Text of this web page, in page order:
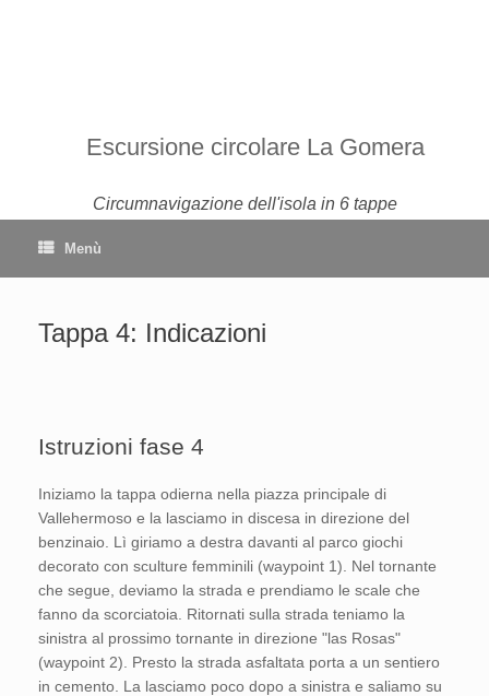
Escursione circolare La Gomera
Circumnavigazione dell'isola in 6 tappe
Menù
Tappa 4: Indicazioni
Istruzioni fase 4
Iniziamo la tappa odierna nella piazza principale di
Vallehermoso e la lasciamo in discesa in direzione del
benzinaio. Lì giriamo a destra davanti al parco giochi
decorato con sculture femminili (waypoint 1). Nel tornante
che segue, deviamo la strada e prendiamo le scale che
fanno da scorciatoia. Ritornati sulla strada teniamo la
sinistra al prossimo tornante in direzione "las Rosas"
(waypoint 2). Presto la strada asfaltata porta a un sentiero
in cemento. La lasciamo poco dopo a sinistra e saliamo su